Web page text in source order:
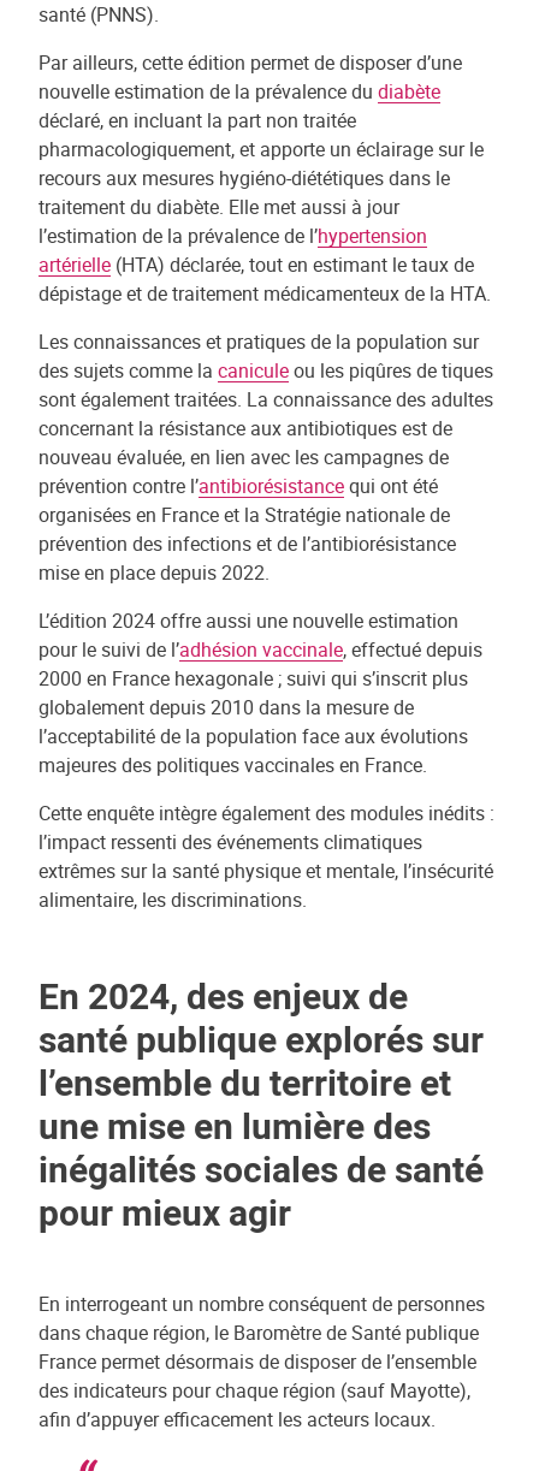
santé (PNNS).
Par ailleurs, cette édition permet de disposer d’une
nouvelle estimation de la prévalence du diabète
déclaré, en incluant la part non traitée
pharmacologiquement, et apporte un éclairage sur le
recours aux mesures hygiéno-diététiques dans le
traitement du diabète. Elle met aussi à jour
l’estimation de la prévalence de l’hypertension
artérielle (HTA) déclarée, tout en estimant le taux de
dépistage et de traitement médicamenteux de la HTA.
Les connaissances et pratiques de la population sur
des sujets comme la caniculeou les piqûres de tiques
sont également traitées. La connaissance des adultes
concernant la résistance aux antibiotiques est de
nouveau évaluée, en lien avec les campagnes de
prévention contre l’antibiorésistancequi ont été
organisées en France et la Stratégie nationale de
prévention des infections et de l’antibiorésistance
mise en place depuis 2022.
L’édition 2024 offre aussi une nouvelle estimation
pour le suivi de l’adhésion vaccinale, effectué depuis
2000 en France hexagonale ; suivi qui s’inscrit plus
globalement depuis 2010 dans la mesure de
l’acceptabilité de la population face aux évolutions
majeures des politiques vaccinales en France.
Cette enquête intègre également des modules inédits :
l’impact ressenti des événements climatiques
extrêmes sur la santé physique et mentale, l’insécurité
alimentaire, les discriminations.
En 2024, des enjeux de
santé publique explorés sur
l’ensemble du territoire et
une mise en lumière des
inégalités sociales de santé
pour mieux agir
En interrogeant un nombre conséquent de personnes
dans chaque région, le Baromètre de Santé publique
France permet désormais de disposer de l’ensemble
des indicateurs pour chaque région (sauf Mayotte),
afin d’appuyer efficacement les acteurs locaux.